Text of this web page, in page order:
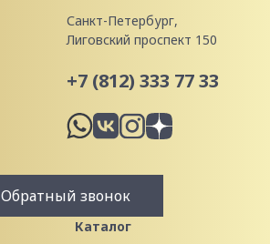
Санкт-Петербург,
Лиговский проспект 150
+7 (812) 333 77 33
Обратный звонок
Каталог